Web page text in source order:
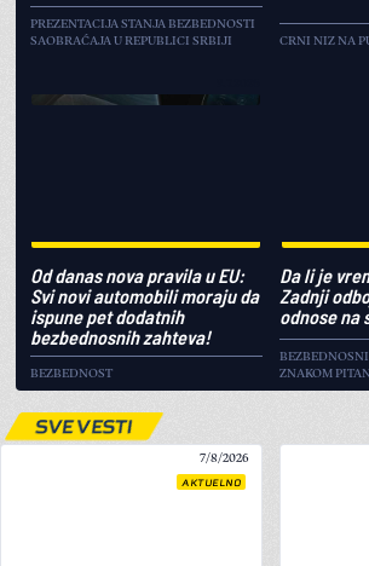
PREZENTACIJA STANJA BEZBEDNOSTI
SAOBRAĆAJA U REPUBLICI SRBIJI
CRNI NIZ NA
Od danas nova pravila u EU:
Svi novi automobili moraju da
ispune pet dodatnih
bezbednosnih zahteva!
BEZBEDNOST
Da li je
Zadnji
odnose na
ZNAKOM
SVE VESTI
AKTUELNO
7/8/2026